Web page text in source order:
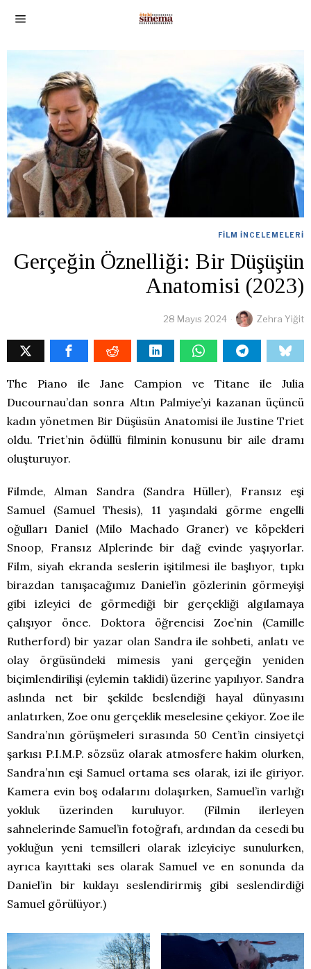
FILM İNCELEMELERI
Gerçeğin Öznelliği: Bir Düşüşün
Anatomisi (2023)
28 Mayıs 2024 Zehra Yiğit
The Piano ile Jane Campion ve Titane ile Julia
Ducournau’dan sonra Altın Palmiye’yi kazanan üçüncü
kadın yönetmen Bir Düşüsün Anatomisi ile Justine Triet
oldu. Triet’nin ödüllü filminin konusunu bir aile dramı
oluşturuyor.
Filmde, Alman Sandra (Sandra Hüller), Fransız eşi
Samuel (Samuel Thesis), 11 yaşındaki görme engelli
oğulları Daniel (Milo Machado Graner) ve köpekleri
Snoop, Fransız Alplerinde bir dağ evinde yaşıyorlar.
Film, siyah ekranda seslerin işitilmesi ile başlıyor, tıpkı
birazdan tanışacağımız Daniel’in gözlerinin görmeyişi
gibi izleyici de görmediği bir gerçekliği algılamaya
çalışıyor önce. Doktora öğrencisi Zoe’nin (Camille
Rutherford) bir yazar olan Sandra ile sohbeti, anlatı ve
olay örgüsündeki mimesis yani gerçeğin yeniden
biçimlendirilişi (eylemin taklidi) üzerine yapılıyor. Sandra
aslında net bir şekilde beslendiği hayal dünyasını
anlatırken, Zoe onu gerçeklik meselesine çekiyor. Zoe ile
Sandra’nın görüşmeleri sırasında 50 Cent’in cinsiyetçi
şarkısı P.I.M.P. sözsüz olarak atmosfere hakim olurken,
Sandra’nın eşi Samuel ortama ses olarak, izi ile giriyor.
Kamera evin boş odalarını dolaşırken, Samuel’in varlığı
yokluk üzerinden kuruluyor. (Filmin ilerleyen
sahnelerinde Samuel’in fotoğrafı, ardından da cesedi bu
yokluğun yeni temsilleri olarak izleyiciye sunulurken,
ayrıca kayıttaki ses olarak Samuel ve en sonunda da
Daniel’in bir kuklayı seslendirirmiş gibi seslendirdiği
Samuel görülüyor.)